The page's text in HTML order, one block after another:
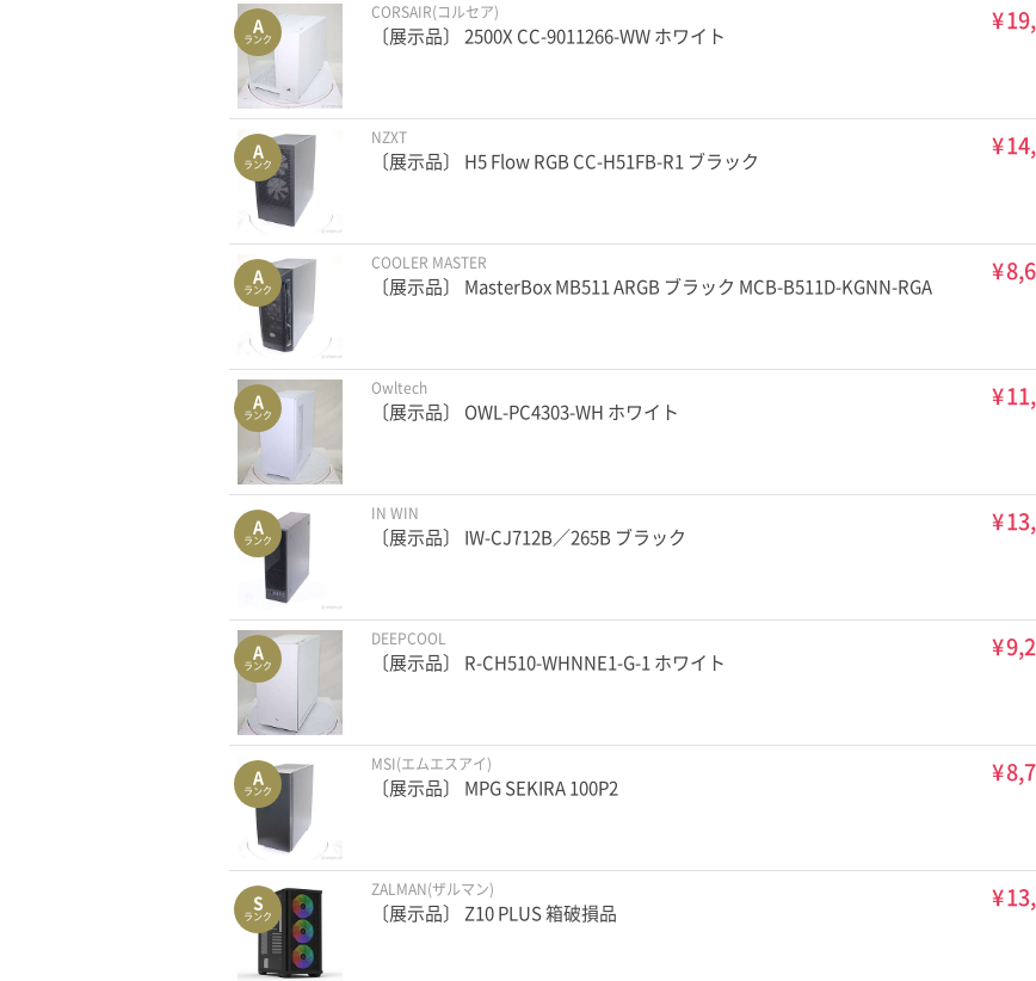
A
ランク
CORSAIR(コルセア)
〔展示品〕 2500X CC-9011266-WW ホワイト ¥
A
ランク
NZXT
〔展示品〕 H5 Flow RGB CC-H51FB-R1 ブラック ¥
A
ランク
COOLER MASTER
〔展示品〕 MasterBox MB511 ARGB ブラック MCB-B511D-KGNN-RGA ¥
A
ランク
Owltech
〔展示品〕 OWL-PC4303-WH ホワイト ¥
A
ランク
IN WIN
〔展示品〕 IW-CJ712B／265B ブラック ¥
A
ランク
DEEPCOOL
〔展示品〕 R-CH510-WHNNE1-G-1 ホワイト ¥
A
ランク
MSI(エムエスアイ)
〔展示品〕 MPG SEKIRA 100P2 ¥
S
ランク
ZALMAN(ザルマン)
〔展示品〕 Z10 PLUS 箱破損品 ¥